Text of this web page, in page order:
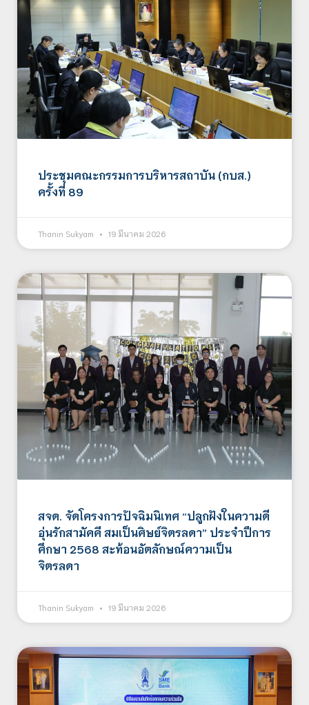
ประชุมคณะกรรมการบริหารสถาบัน (กบส.)
ครั้งที่ 89
Thanin Sukyam 19 มีนาคม 2026
สจด. จัดโครงการปัจฉิมนิเทศ “ปลูกฝังในความดี
อุ่นรักสามัคคี สมเป็นศิษย์จิตรลดา” ประจำปีการ
ศึกษา 2568 สะท้อนอัตลักษณ์ความเป็น
จิตรลดา
Thanin Sukyam 19 มีนาคม 2026